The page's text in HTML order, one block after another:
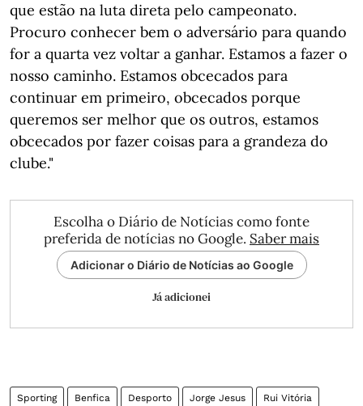
que estão na luta direta pelo campeonato.
Procuro conhecer bem o adversário para quando
for a quarta vez voltar a ganhar. Estamos a fazer o
nosso caminho. Estamos obcecados para
continuar em primeiro, obcecados porque
queremos ser melhor que os outros, estamos
obcecados por fazer coisas para a grandeza do
clube."
Escolha o Diário de Notícias como fonte
preferida de notícias no Google. Saber mais
Adicionar o Diário de Notícias ao Google
Já adicionei
Sporting Benfica Desporto Jorge Jesus Rui Vitória